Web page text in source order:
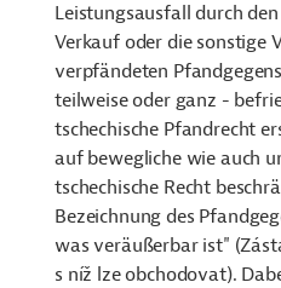
Leistungsausfall durch
Verkauf oder die sonstige
verpfändeten
teilweise oder ganz -
tschechische Pfandrecht
auf bewegliche wie auch
tschechische Recht
Bezeichnung des
was veräußerbar ist"
s níž lze obchodovat).